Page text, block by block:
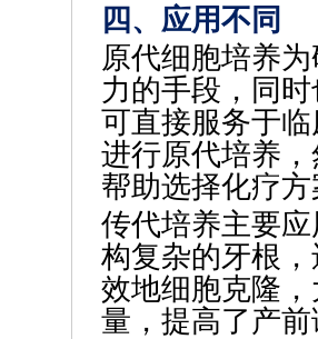
四、应用不同
原代细胞培养
力的手段，同
可直接服务于
进行原代培养
帮助选择化疗
传代培养主要
构复杂的牙根
效地细胞克隆
量，提高了产